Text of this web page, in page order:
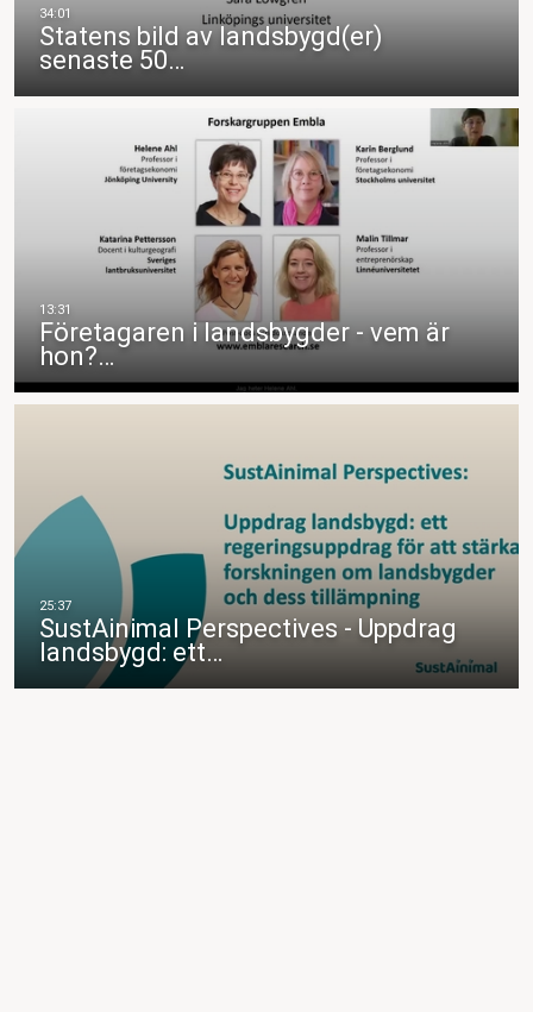
Statens bild av landsbygd(er)
senaste 50…
Företagaren i landsbygder - vem är
hon?…
SustAinimal Perspectives - Uppdrag
landsbygd: ett…